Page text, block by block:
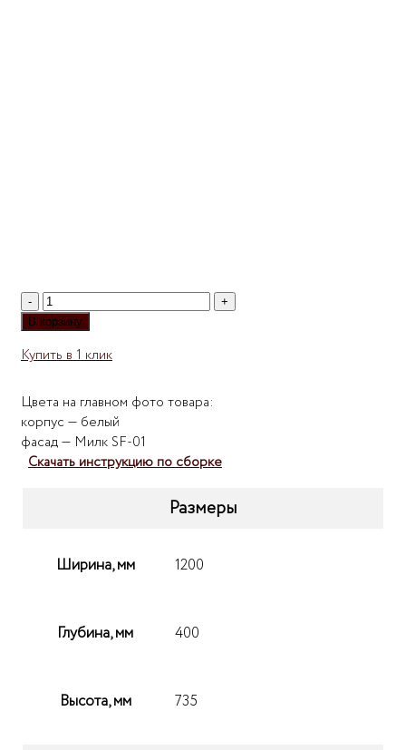
Количество
товара
Мебелеф-36
В корзину
Купить в 1 клик
Цвета на главном фото товара:
корпус — белый
фасад — Милк SF-01
Скачать инструкцию по сборке
Размеры
Ширина, мм 1200
Глубина, мм 400
Высота, мм 735